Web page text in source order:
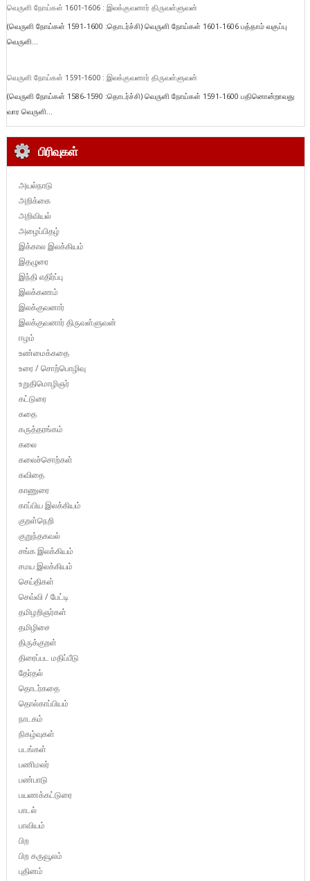
வெருளி நோய்கள் 1601-1606 : இலக்குவனார் திருவள்ளுவன்
(வெருளி நோய்கள் 1591-1600 :தொடர்ச்சி) வெருளி நோய்கள் 1601-1606 பத்தாம் வகுப்பு
வெருளி...
வெருளி நோய்கள் 1591-1600 : இலக்குவனார் திருவள்ளுவன்
(வெருளி நோய்கள் 1586-1590 :தொடர்ச்சி) வெருளி நோய்கள் 1591-1600 பதினொன்றாவது
வார வெருளி...
பிரிவுகள்
அயல்நாடு
அறிக்கை
அறிவியல்
அழைப்பிதழ்
இக்கால இலக்கியம்
இதழுரை
இந்தி எதிர்ப்பு
இலக்கணம்
இலக்குவனார்
இலக்குவனார் திருவள்ளுவன்
ஈழம்
உண்மைக்கதை
உரை / சொற்பொழிவு
உறுதிமொழிஞர்
கட்டுரை
கதை
கருத்தரங்கம்
கலை
கலைச்சொற்கள்
கவிதை
காணுரை
காப்பிய இலக்கியம்
குறள்நெறி
குறுந்தகவல்
சங்க இலக்கியம்
சமய இலக்கியம்
செய்திகள்
செவ்வி / பேட்டி
தமிழறிஞர்கள்
தமிழிசை
திருக்குறள்
திரைப்பட மதிப்பீடு
தேர்தல்
தொடர்கதை
தொல்காப்பியம்
நாடகம்
நிகழ்வுகள்
படங்கள்
பணிமலர்
பண்பாடு
பயணக்கட்டுரை
பாடல்
பாவியம்
பிற
பிற கருவூலம்
புதினம்